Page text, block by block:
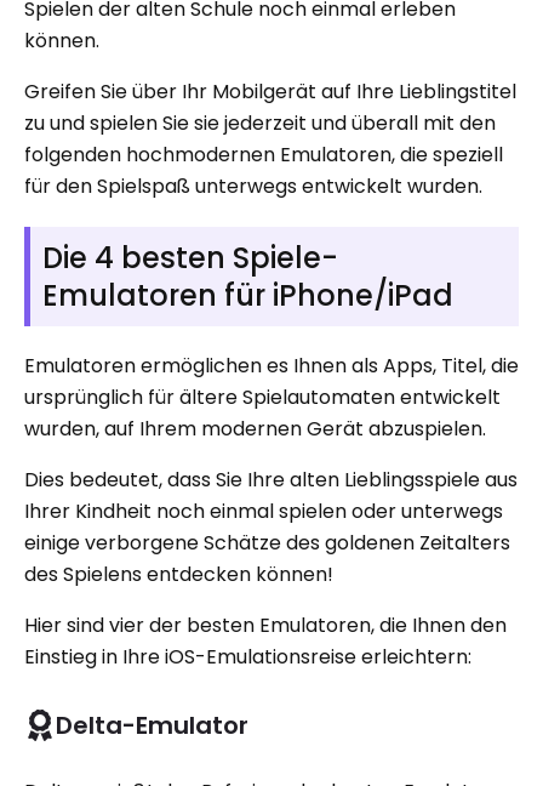
Spielen der alten Schule noch einmal erleben
können.
Greifen Sie über Ihr Mobilgerät auf Ihre Lieblingstitel
zu und spielen Sie sie jederzeit und überall mit den
folgenden hochmodernen Emulatoren, die speziell
für den Spielspaß unterwegs entwickelt wurden.
Die 4 besten Spiele-
Emulatoren für iPhone/iPad
Emulatoren ermöglichen es Ihnen als Apps, Titel, die
ursprünglich für ältere Spielautomaten entwickelt
wurden, auf Ihrem modernen Gerät abzuspielen.
Dies bedeutet, dass Sie Ihre alten Lieblingsspiele aus
Ihrer Kindheit noch einmal spielen oder unterwegs
einige verborgene Schätze des goldenen Zeitalters
des Spielens entdecken können!
Hier sind vier der besten Emulatoren, die Ihnen den
Einstieg in Ihre iOS-Emulationsreise erleichtern:
Delta-Emulator